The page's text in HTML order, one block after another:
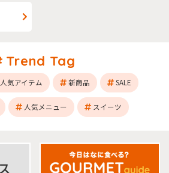
Trend Tag
人気アイテム 新商品 SALE
人気メニュー スイーツ